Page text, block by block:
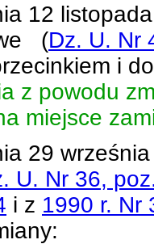
12
(Dz. U. Nr
i
z powodu
miejsce
29
U. Nr 36,
i z 1990 r. Nr